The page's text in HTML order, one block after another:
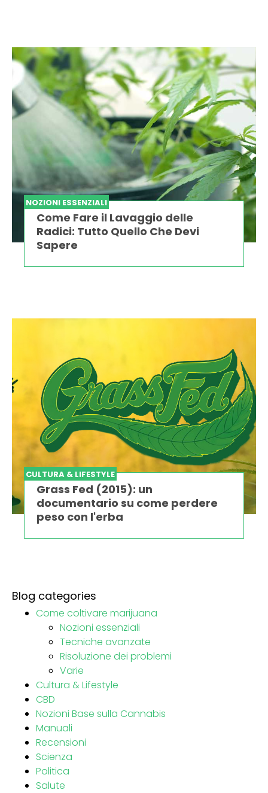
NOZIONI ESSENZIALI
Come Fare il Lavaggio delle
Radici: Tutto Quello Che Devi
Sapere
CULTURA & LIFESTYLE
Grass Fed (2015): un
documentario su come perdere
peso con l'erba
Blog categories
Come coltivare marijuana
Nozioni essenziali
Tecniche avanzate
Risoluzione dei problemi
Varie
Cultura & Lifestyle
CBD
Nozioni Base sulla Cannabis
Manuali
Recensioni
Scienza
Politica
Salute